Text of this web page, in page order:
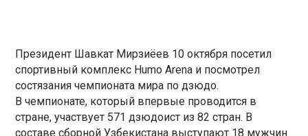
Президент Шавкат Мирзиёев 10 октября посетил
спортивный комплекс Humo Arena и посмотрел
состязания чемпионата мира по дзюдо.
В чемпионате, который впервые проводится в
стране, участвует 571 дзюдоист из 82 стран. В
составе сборной Узбекистана выступают 18 мужчин